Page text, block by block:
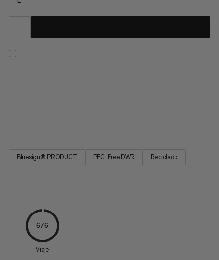
Bluesign® PRODUCT PFC-Free DWR Reciclado
6/6
Viaje